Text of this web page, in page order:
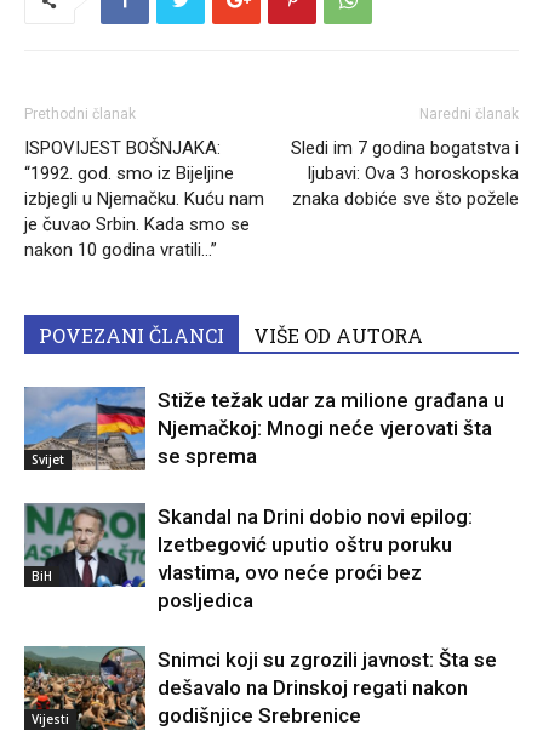
Prethodni članak
ISPOVIJEST BOŠNJAKA:
“1992. god. smo iz Bijeljine
izbjegli u Njemačku. Kuću nam
je čuvao Srbin. Kada smo se
nakon 10 godina vratili…”
Naredni članak
Sledi im 7 godina bogatstva i
ljubavi: Ova 3 horoskopska
znaka dobiće sve što požele
POVEZANI ČLANCI VIŠE OD AUTORA
Svijet
Stiže težak udar za milione građana u
Njemačkoj: Mnogi neće vjerovati šta
se sprema
BiH
Skandal na Drini dobio novi epilog:
Izetbegović uputio oštru poruku
vlastima, ovo neće proći bez
posljedica
Vijesti
Snimci koji su zgrozili javnost: Šta se
dešavalo na Drinskoj regati nakon
godišnjice Srebrenice